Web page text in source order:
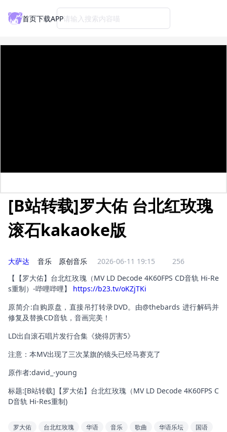
首页下载APP请输入搜索内容喵
[B站转载]罗大佑 台北红玫瑰
滚石kakaoke版
大萨达 音乐 原创音乐 2026-06-11 19:15
256
【【罗大佑】台北红玫瑰（MV LD Decode 4K60FPS CD音轨 Hi-Re
s重制）-哔哩哔哩】 https://b23.tv/oKZjTKi
原简介:自购原盘，直接吊打转录DVD。由@thebards 进行解码并
修复及替换CD音轨，音画完美！
LD出自滚石唱片发行合集《烧得厉害5》
注意：本MV出现了三次某旗的镜头已经马赛克了
原作者:david_-young
标题:[B站转载]【罗大佑】台北红玫瑰（MV LD Decode 4K60FPS C
D音轨 Hi-Res重制)
罗大佑 台北红玫瑰 华语 音乐 歌曲 华语乐坛 国语